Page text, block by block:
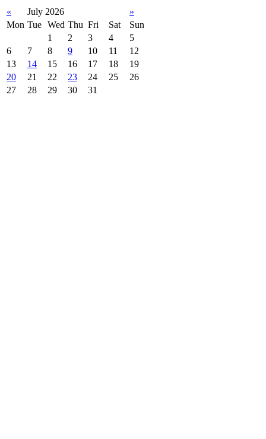
« July 2026
»
Mon Tue Wed Thu Fri Sat
Sun
1
2 3 4
5
6
7 8 9 10 11
12
13
14 15 16 17 18
19
20
21 22 23 24 25
26
27
28 29 30 31